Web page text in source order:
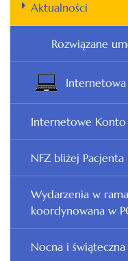
Aktualności
Rozwiązane
Internetowe Konto
NFZ bliżej Pacjenta
Wydarzenia w
koordynowana w
Nocna i